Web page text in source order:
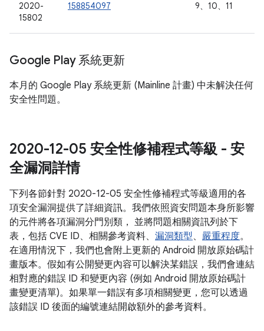
2020-
15802
158854097
9、10、11
Google Play 系統更新
本月的 Google Play 系統更新 (Mainline 計畫) 中未解決任何
安全性問題。
2020-12-05 安全性修補程式等級 - 安
全漏洞詳情
下列各節針對 2020-12-05 安全性修補程式等級適用的各
項安全漏洞提供了詳細資訊。我們依照資安問題本身所影響
的元件將各項漏洞分門別類， 並將問題相關資訊列於下
表，包括 CVE ID、相關參考資料、 漏洞類型、 嚴重程度。
在適用情況下，我們也會附上更新的 Android 開放原始碼計
畫版本。假如有公開變更內容可以解決某錯誤，我們會連結
相對應的錯誤 ID 和變更內容 (例如 Android 開放原始碼計
畫變更清單)。如果單一錯誤有多項相關變更，您可以透過
該錯誤 ID 後面的編號連結開啟額外的參考資料。